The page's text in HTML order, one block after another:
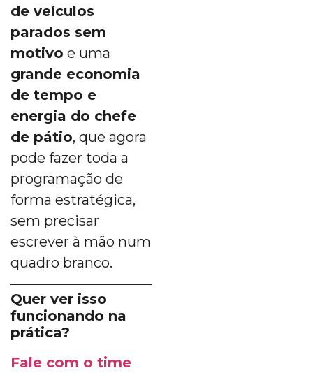
de veículos
parados sem
motivo e uma
grande economia
de tempo e
energia do chefe
de pátio, que agora
pode fazer toda a
programação de
forma estratégica,
sem precisar
escrever à mão num
quadro branco.
Quer ver isso
funcionando na
prática?
Fale com o time